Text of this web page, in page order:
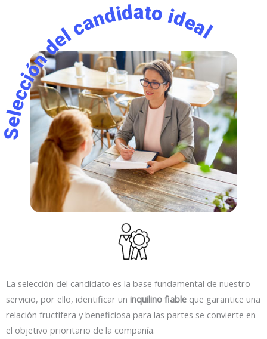
La selección del candidato es la base fundamental de nuestro
servicio, por ello, identificar un inquilino fiable que garantice una
relación fructífera y beneficiosa para las partes se convierte en
el objetivo prioritario de la compañía.
Selección del candidato ideal